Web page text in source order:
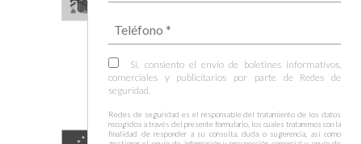
Sí, consiento el envío de boletines informativos,
comerciales y publicitarios por parte de Redes de
seguridad.
Redes de seguridad es el responsable del tratamiento de los datos
recogidos a través del presente formulario, los cuales trataremos con la
finalidad de responder a su consulta, duda o sugerencia, así como